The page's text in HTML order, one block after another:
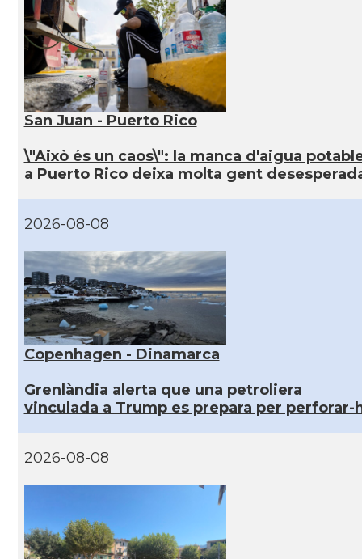
San Juan - Puerto Rico
\"Això és un caos\": la manca d'aigua
a Puerto Rico deixa molta gent
2026-08-08
Copenhagen - Dinamarca
Grenlàndia alerta que una petroliera
vinculada a Trump es prepara per perforar-
2026-08-08